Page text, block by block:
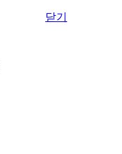
닫기